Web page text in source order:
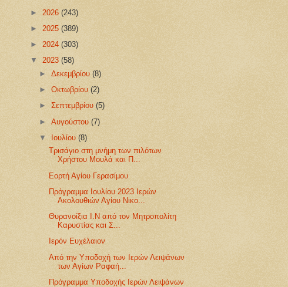
► 2026 (243)
► 2025 (389)
► 2024 (303)
▼ 2023 (58)
► Δεκεμβρίου (8)
► Οκτωβρίου (2)
► Σεπτεμβρίου (5)
► Αυγούστου (7)
▼
Ιουλίου (8)
Τρισάγιο στη μνήμη των πιλότων
Χρήστου Μουλά και Π...
Εορτή Αγίου Γερασίμου
Πρόγραμμα Ιουλίου 2023 Ιερών
Ακολουθιών Αγίου Νικο...
Θυρανοίξια Ι.Ν από τον Μητροπολίτη
Καρυστίας και Σ...
Ιερόν Ευχέλαιον
Από την Υποδοχή των Ιερών Λειψάνων
των Αγίων Ραφαή...
Πρόγραμμα Υποδοχής Ιερών Λειψάνων